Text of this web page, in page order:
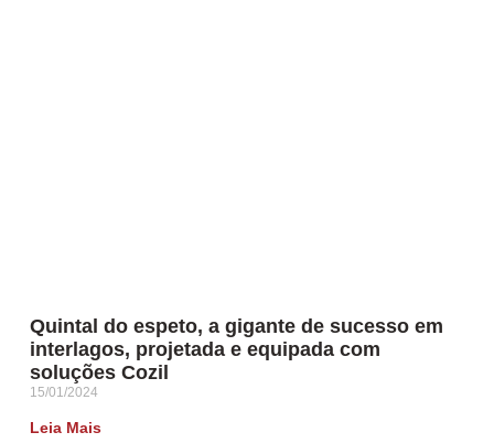
Quintal do espeto, a gigante de sucesso em
interlagos, projetada e equipada com
soluções Cozil
15/01/2024
Leia Mais